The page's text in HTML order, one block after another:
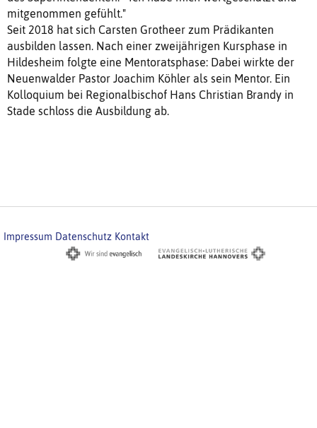
mitgenommen gefühlt."
Seit 2018 hat sich Carsten Grotheer zum Prädikanten
ausbilden lassen. Nach einer zweijährigen Kursphase in
Hildesheim folgte eine Mentoratsphase: Dabei wirkte der
Neuenwalder Pastor Joachim Köhler als sein Mentor. Ein
Kolloquium bei Regionalbischof Hans Christian Brandy in
Stade schloss die Ausbildung ab.
Impressum Datenschutz Kontakt